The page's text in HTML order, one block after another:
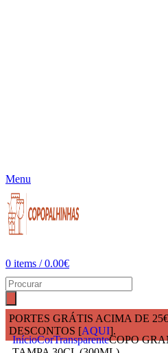
Menu
0 items / 0.00€
PORTES GRÁTIS ACIMA DE
DESCONTOS [AQUI].
InícioCorTransparenteCOPO